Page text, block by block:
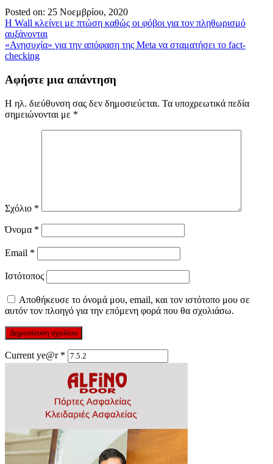
Posted on: 25 Νοεμβρίου, 2020
Πλοήγηση
άρθρων
Η Wall κλείνει με πτώση καθώς οι φόβοι για τον πληθωρισμό
αυξάνονται
«Ανησυχία» για την απόφαση της Meta να σταματήσει το fact-
checking
Αφήστε μια απάντηση
Η ηλ. διεύθυνση σας δεν δημοσιεύεται. Τα υποχρεωτικά πεδία
σημειώνονται με *
Σχόλιο *
Όνομα *
Email *
Ιστότοπος
Αποθήκευσε το όνομά μου, email, και τον ιστότοπο μου σε
αυτόν τον πλοηγό για την επόμενη φορά που θα σχολιάσω.
Current ye@r *